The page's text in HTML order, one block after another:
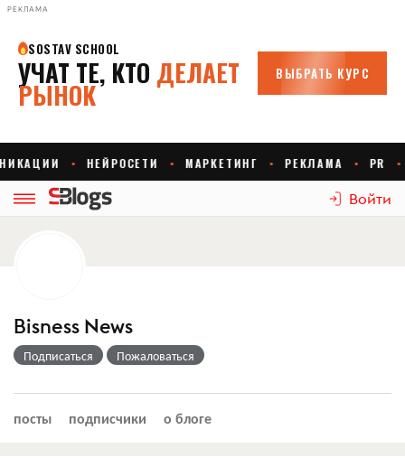
РЕКЛАМА
Войти
Bisness News
Подписаться Пожаловаться
посты подписчики о блоге